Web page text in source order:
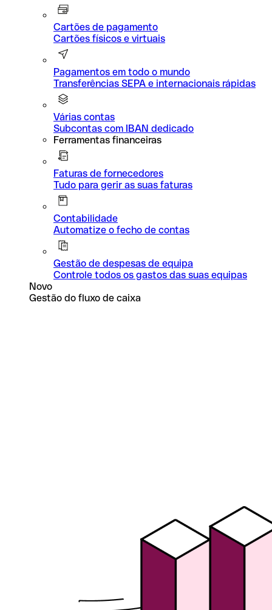
Cartões de pagamento
Cartões físicos e virtuais
Pagamentos em todo o mundo
Transferências SEPA e internacionais rápidas
Várias contas
Subcontas com IBAN dedicado
Ferramentas financeiras
Faturas de fornecedores
Tudo para gerir as suas faturas
Contabilidade
Automatize o fecho de contas
Gestão de despesas de equipa
Controle todos os gastos das suas equipas
Novo
Gestão do fluxo de caixa